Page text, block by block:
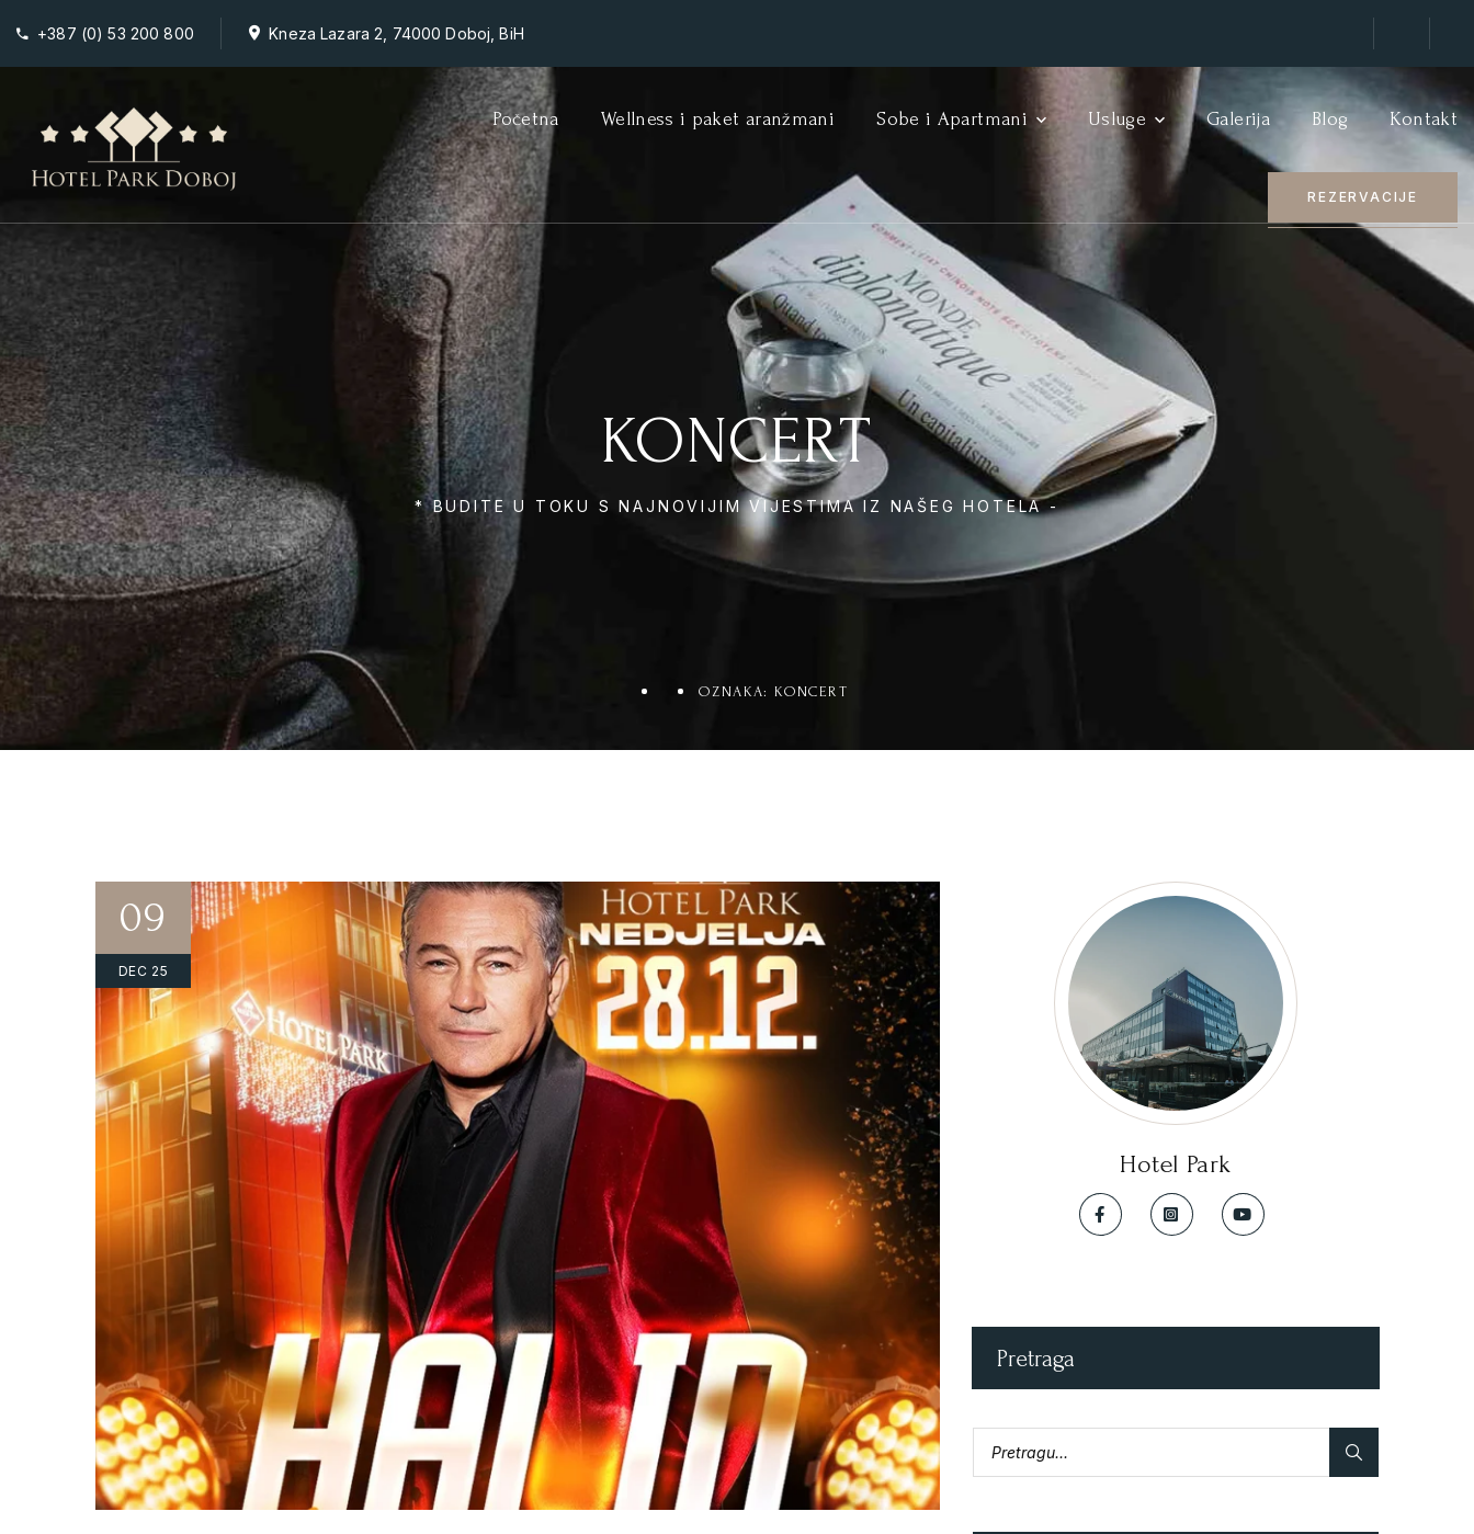
+387 (0) 53 200 800 Kneza Lazara 2, 74000 Doboj, BiH
Početna Wellness i paket aranžmani Sobe i Apartmani Usluge Galerija Blog Kontakt
REZERVACIJE
KONCERT
* BUDITE U TOKU S NAJNOVIJIM VIJESTIMA IZ NAŠEG HOTELA -
OZNAKA: KONCERT
09
DEC 25
Hotel Park
Pretraga